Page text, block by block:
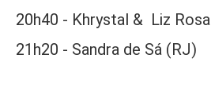
20h40 - Khrystal & Liz
21h20 - Sandra de Sá (RJ)